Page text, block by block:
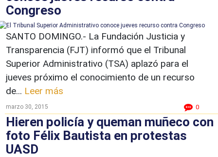
Congreso
SANTO DOMINGO.- La Fundación Justicia y
Transparencia (FJT) informó que el Tribunal
Superior Administrativo (TSA) aplazó para el
jueves próximo el conocimiento de un recurso
de... Leer más
marzo 30, 2015 0
Hieren policía y queman muñeco con
foto Félix Bautista en protestas
UASD